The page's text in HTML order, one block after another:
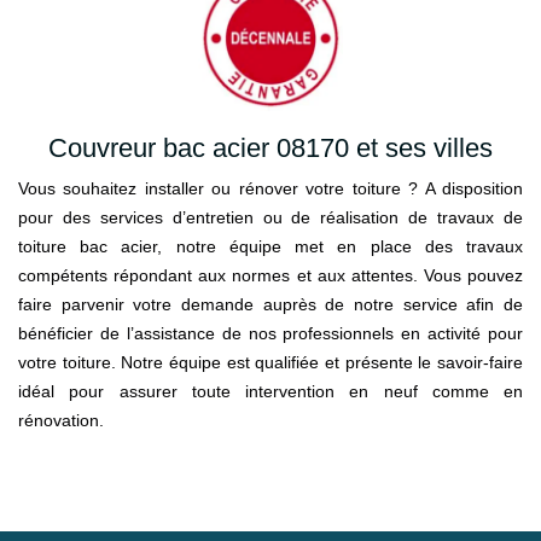
Couvreur bac acier 08170 et ses villes
Vous souhaitez installer ou rénover votre toiture ? A disposition
pour des services d’entretien ou de réalisation de travaux de
toiture bac acier, notre équipe met en place des travaux
compétents répondant aux normes et aux attentes. Vous pouvez
faire parvenir votre demande auprès de notre service afin de
bénéficier de l’assistance de nos professionnels en activité pour
votre toiture. Notre équipe est qualifiée et présente le savoir-faire
idéal pour assurer toute intervention en neuf comme en
rénovation.